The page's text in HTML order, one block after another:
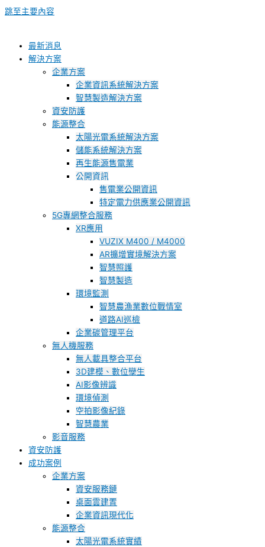
跳至主要內容
最新消息
解決方案
企業方案
企業資訊系統解決方案
智慧製造解決方案
資安防護
能源整合
太陽光電系統解決方案
儲能系統解決方案
再生能源售電業
公開資訊
售電業公開資訊
特定電力供應業公開資訊
5G專網整合服務
XR應用
VUZIX M400 / M4000
AR擴增實境解決方案
智慧照護
智慧製造
環境監測
智慧農漁業數位戰情室
道路AI巡檢
企業碳管理平台
無人機服務
無人載具整合平台
3D建模、數位孿生
AI影像辨識
環境偵測
空拍影像紀錄
智慧農業
影音服務
資安防護
成功案例
企業方案
資安服務鏈
桌面雲建置
企業資訊現代化
能源整合
太陽光電系統實績